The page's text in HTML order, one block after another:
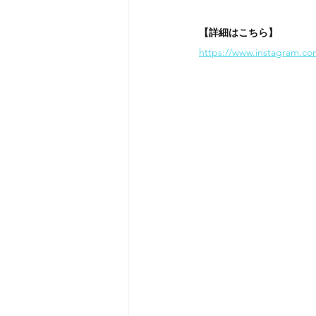
【詳細はこちら】
https://